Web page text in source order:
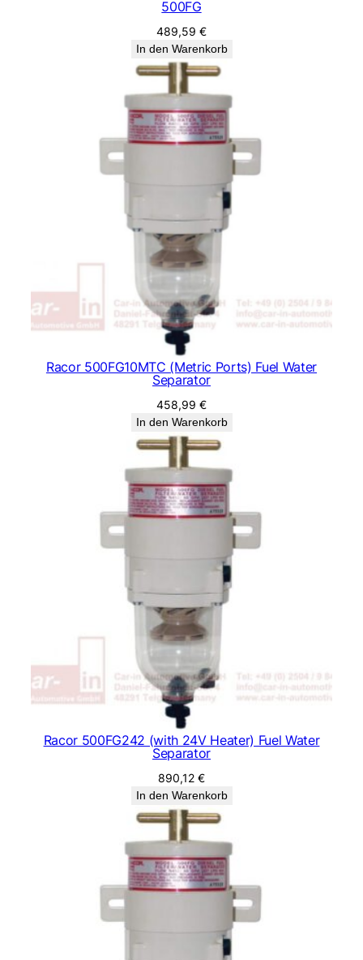
500FG
489,59 €
In den Warenkorb
Racor 500FG10MTC (Metric Ports) Fuel Water
Separator
458,99 €
In den Warenkorb
Racor 500FG242 (with 24V Heater) Fuel Water
Separator
890,12 €
In den Warenkorb